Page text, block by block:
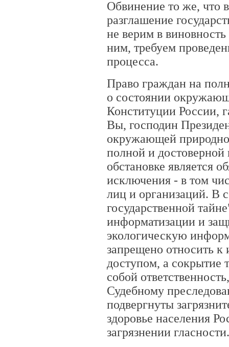
Обвинение то же, что
разглашение
не верим в
ним, требуем
процесса.
Право граждан на
о состоянии
Конституции России,
Вы, господин
окружающей
полной и
обстановке является
исключения - в том
лиц и организаций. В
государственной
информатизации и
экологическую
запрещено относить
доступом, а сокрытие
собой
Судебному
подвергнуты
здоровье населения
загрязнении гласности.